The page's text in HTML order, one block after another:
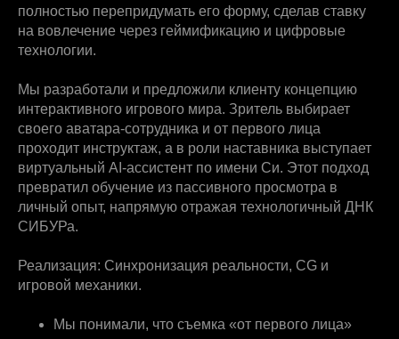
полностью перепридумать его форму, сделав ставку
на вовлечение через геймификацию и цифровые
технологии.
Мы разработали и предложили клиенту концепцию
интерактивного игрового мира. Зритель выбирает
своего аватара-сотрудника и от первого лица
проходит инструктаж, а в роли наставника выступает
виртуальный AI-ассистент по имени Си. Этот подход
превратил обучение из пассивного просмотра в
личный опыт, напрямую отражая технологичный ДНК
СИБУРа.
Реализация: Синхронизация реальности, CG и
игровой механики.
Мы понимали, что съемка «от первого лица»